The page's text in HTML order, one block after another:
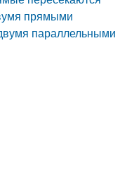
прямыми
параллельными